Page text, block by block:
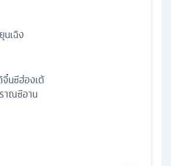
นเฉิง
นซีฮ่องเต้
าณซีอาน